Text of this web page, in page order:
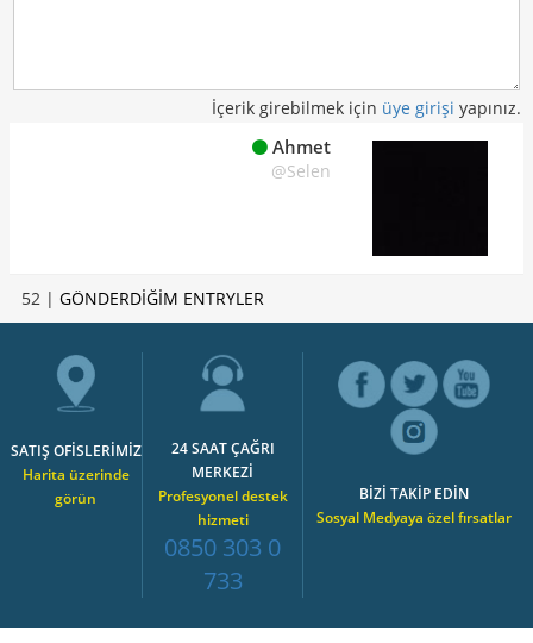
İçerik girebilmek için üye girişi yapınız.
Ahmet
@Selen
52 | GÖNDERDİĞİM ENTRYLER
SATIŞ OFİSLERİMİZ
Harita üzerinde
görün
24 SAAT ÇAĞRI
MERKEZİ
Profesyonel destek
hizmeti
0850 303 0
733
BİZİ TAKİP EDİN
Sosyal Medyaya özel fırsatlar